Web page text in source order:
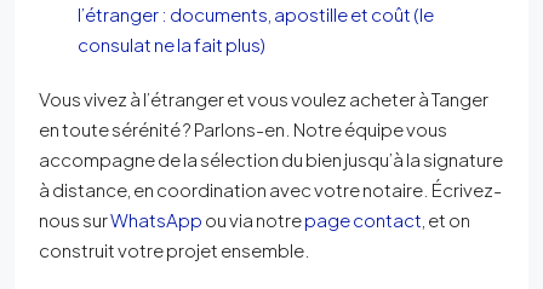
l’étranger : documents, apostille et coût (le
consulat ne la fait plus)
Vous vivez à l’étranger et vous voulez acheter à Tanger
en toute sérénité ? Parlons-en. Notre équipe vous
accompagne de la sélection du bien jusqu’à la signature
à distance, en coordination avec votre notaire. Écrivez-
nous surWhatsApp ou via notrepage contact , et on
construit votre projet ensemble.